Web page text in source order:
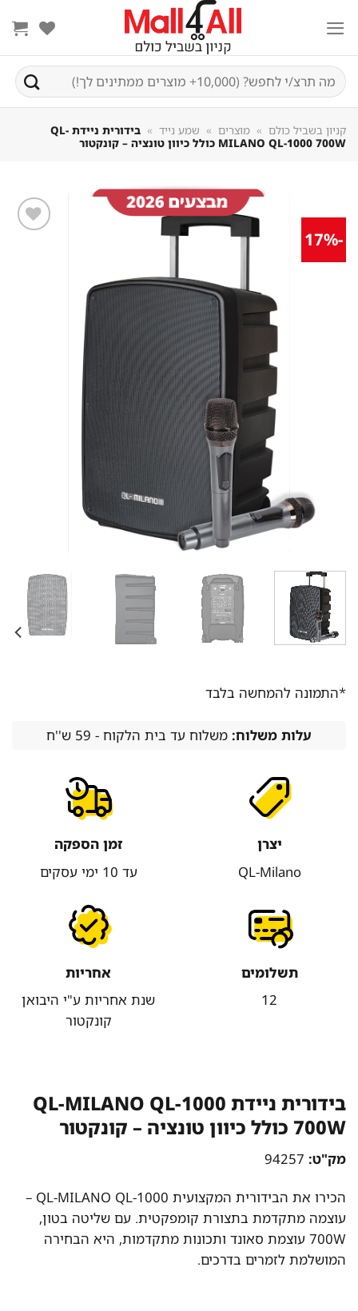
חיפוש
עבור:
קניון בשביל כולם מוצרים שמע נייד
בידורית ניידת QL-
MILANO QL-1000 700W כולל כיוון טונציה – קונקטור
*התמונה להמחשה בלבד
עלות משלוח:משלוח עד בית הלקוח - 59 ש''ח
יצרן
QL-Milano
זמן הספקה
עד 10 ימי עסקים
תשלומים
12
אחריות
שנת אחריות ע"י היבואן
קונקטור
בידורית ניידת QL-MILANO QL-1000
700W כולל כיוון טונציה – קונקטור
מק"ט:94257
הכירו את הבידורית המקצועית QL-MILANO QL-1000 –
עוצמה מתקדמת בתצורת קומפקטית. עם שליטה בטון,
700W עוצמת סאונד ותכונות מתקדמות, היא הבחירה
המושלמת לזמרים בדרכים.